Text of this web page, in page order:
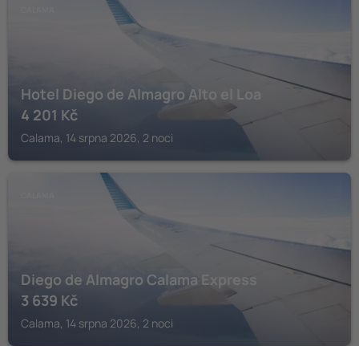
Hotel Diego de Almagro Alto el Loa
4 201 Kč
Calama, 14 srpna 2026, 2 noci
Diego de Almagro Calama Express
3 639 Kč
Calama, 14 srpna 2026, 2 noci